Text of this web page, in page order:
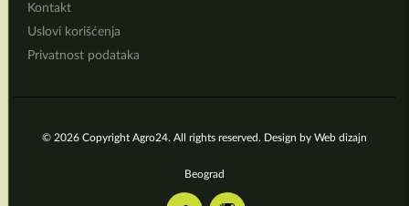
Kontakt
Uslovi korišćenja
Privatnost podataka
© 2026 Copyright Agro24. All rights reserved. Design by Web dizajn
Beograd